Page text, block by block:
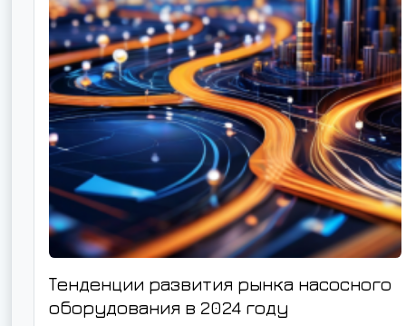
Тенденции развития рынка насосного
оборудования в 2024 году